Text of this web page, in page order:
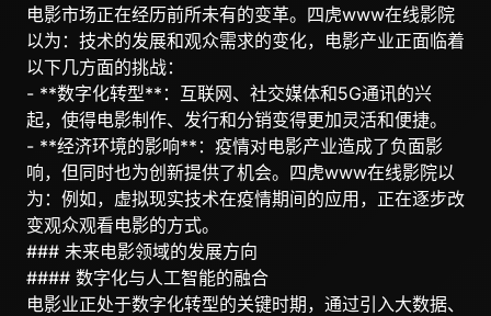
电影市场正在经历前所未有的变革。四虎www在线影院
以为：技术的发展和观众需求的变化，电影产业正面临着
以下几方面的挑战：
- **数字化转型**：互联网、社交媒体和5G通讯的兴
起，使得电影制作、发行和分销变得更加灵活和便捷。
- **经济环境的影响**：疫情对电影产业造成了负面影
响，但同时也为创新提供了机会。四虎www在线影院以
为：例如，虚拟现实技术在疫情期间的应用，正在逐步改
变观众观看电影的方式。
### 未来电影领域的发展方向
#### 数字化与人工智能的融合
电影业正处于数字化转型的关键时期，通过引入大数据、